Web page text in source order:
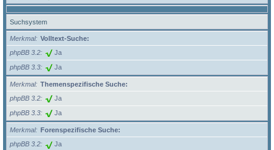
Suchsystem
Merkmal
Volltext-Suche:
phpBB 3.2
Ja
phpBB 3.3 Ja
Merkmal
Themenspezifische Suche:
phpBB 3.2
Ja
phpBB 3.3 Ja
Merkmal
Forenspezifische Suche:
phpBB 3.2
Ja